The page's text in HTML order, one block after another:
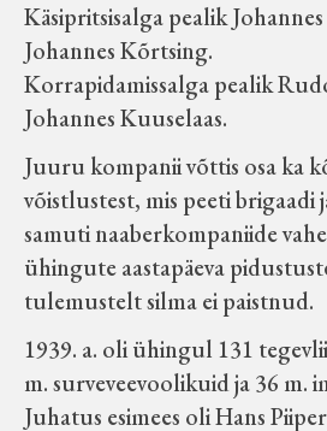
Käsipritsisalga pealik Johannes
Johannes Kõrtsing.
Korrapidamissalga pealik
Johannes Kuuselaas.
Juuru kompanii võttis osa ka
võistlustest, mis peeti brigaadi
samuti naaberkompaniide
ühingute aastapäeva
tulemustelt silma ei paistnud.
1939. a. oli ühingul 131
m. surveveevoolikuid ja 36 m.
Juhatus esimees oli Hans